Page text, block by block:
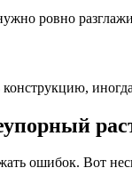
ровно
ошибок. Вот